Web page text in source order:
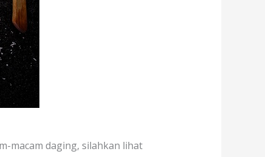
macam daging, silahkan lihat